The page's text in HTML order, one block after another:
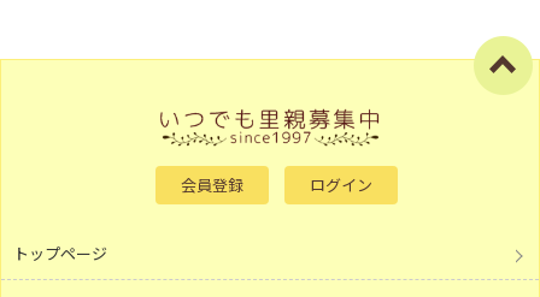
会員登録 ログイン
トップページ